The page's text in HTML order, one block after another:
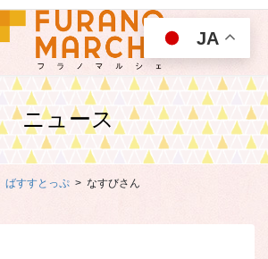
ニュース
ばすすとっぷ なすびさん
JA